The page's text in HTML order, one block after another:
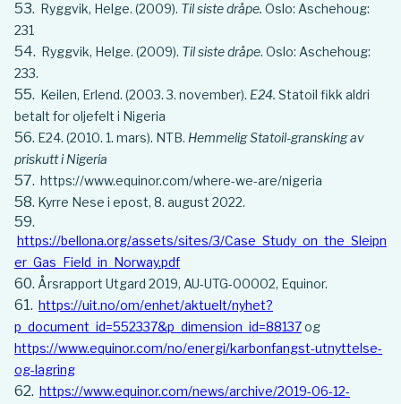
Ryggvik, Helge. (2009). Til siste dråpe. Oslo: Aschehoug:
231
Ryggvik, Helge. (2009). Til siste dråpe. Oslo: Aschehoug:
233.
Keilen, Erlend. (2003. 3. november). E24. Statoil fikk aldri
betalt for oljefelt i Nigeria
E24. (2010. 1. mars). NTB. Hemmelig Statoil-gransking av
priskutt i Nigeria
https://www.equinor.com/where-we-are/nigeria
Kyrre Nese i epost, 8. august 2022.
https://bellona.org/assets/sites/3/Case_Study_on_the_Sleipn
er_Gas_Field_in_Norway.pdf
Årsrapport Utgard 2019, AU-UTG-00002, Equinor.
https://uit.no/om/enhet/aktuelt/nyhet?
p_document_id=552337&p_dimension_id=88137og
https://www.equinor.com/no/energi/karbonfangst-utnyttelse-
og-lagring
https://www.equinor.com/news/archive/2019-06-12-